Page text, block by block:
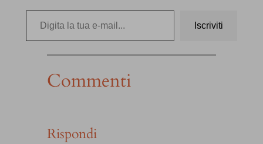
Digita la tua e-mail…
Iscriviti
Commenti
Rispondi